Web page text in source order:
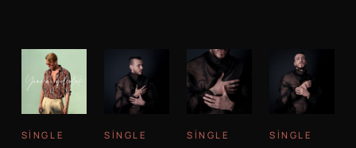
SINGLE SINGLE SINGLE SINGLE